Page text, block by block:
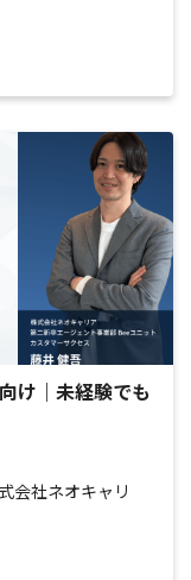
け｜未経験でも
会社ネオキャリ